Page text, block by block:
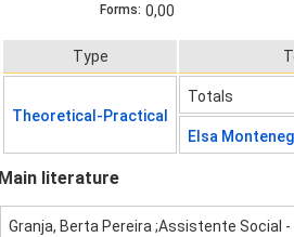
Forms: 0,00
Type
Theoretical-Practical
Totals
Elsa
Main literature
Granja, Berta Pereira ;Assistente Social